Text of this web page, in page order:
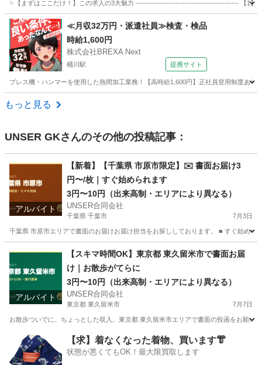
✨【まずはここだけ！】この求人の3大魅力 -------------------------------------------- 【1】
埼玉 吉川市 軽作業 スタッフ
≪月収32万円・派遣社員≫検査・検品
時給1,600円
株式会社BREXA Next
桶川駅 提携サイト
プレス機・ハンマーを使用した熱間加工業務！【高時給1,600円】正社員登用制度あ
埼玉 桶川市
もっと見る
UNSER GKさんのその他の投稿記事：
アルバイト
【新着】【千葉県 市原市限定】✉️ 書面お届け3
円〜/枚｜すぐ始められます
3円〜10円（出来高制・エリアにより異なる）
UNSER合同会社
千葉県 千葉市 7月3日
千葉県 市原市エリアで書面のお届けお届け担当をお探ししております。 ■ すぐ始め
ポスティング 合同会社
アルバイト
【スキマ時間OK】東京都 東久留米市で書面お届
け｜お散歩がてらに
3円〜10円（出来高制・エリアにより異なる）
UNSER合同会社
東京都 東久留米市 7月7日
お散歩ついでに、ちょっとした収入。東京都 東久留米市エリアで書面の投函をお願
東京 東久留米市 ポスティング 合同会社
【求】着なくなった着物、買います👘
状態が悪くてもOK！最大限買取します